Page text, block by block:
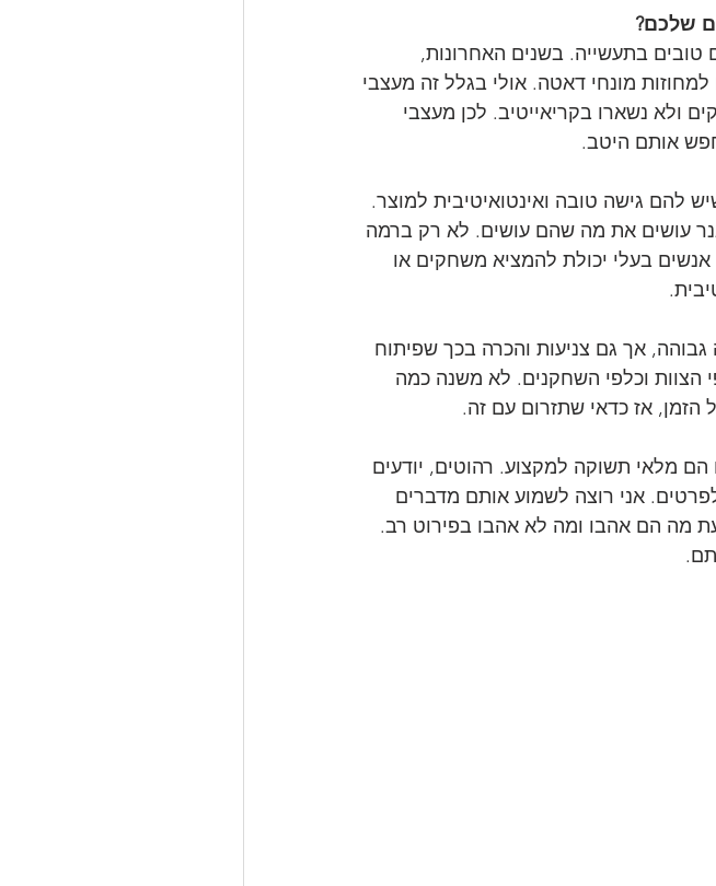
שלכם?
בתעשייה. בשנים האחרונות,
מונחי דאטה. אולי בגלל זה מעצבי
ולא נשארו בקריאייטיב. לכן מעצבי
אותם היטב.
להם גישה טובה ואינטואיטיבית למוצר.
עושים את מה שהם עושים. לא רק ברמה
בעלי יכולת להמציא משחקים או
אך גם צניעות והכרה בכך שפיתוח
הצוות וכלפי השחקנים. לא משנה כמה
הזמן, אז כדאי שתזרום עם זה.
מלאי תשוקה למקצוע. רהוטים, יודעים
אני רוצה לשמוע אותם מדברים
מה הם אהבו ומה לא אהבו בפירוט רב.